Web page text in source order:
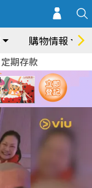
購物情報
定期存款